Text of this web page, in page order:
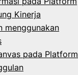
Kinerja
menggunakan
pada Platform